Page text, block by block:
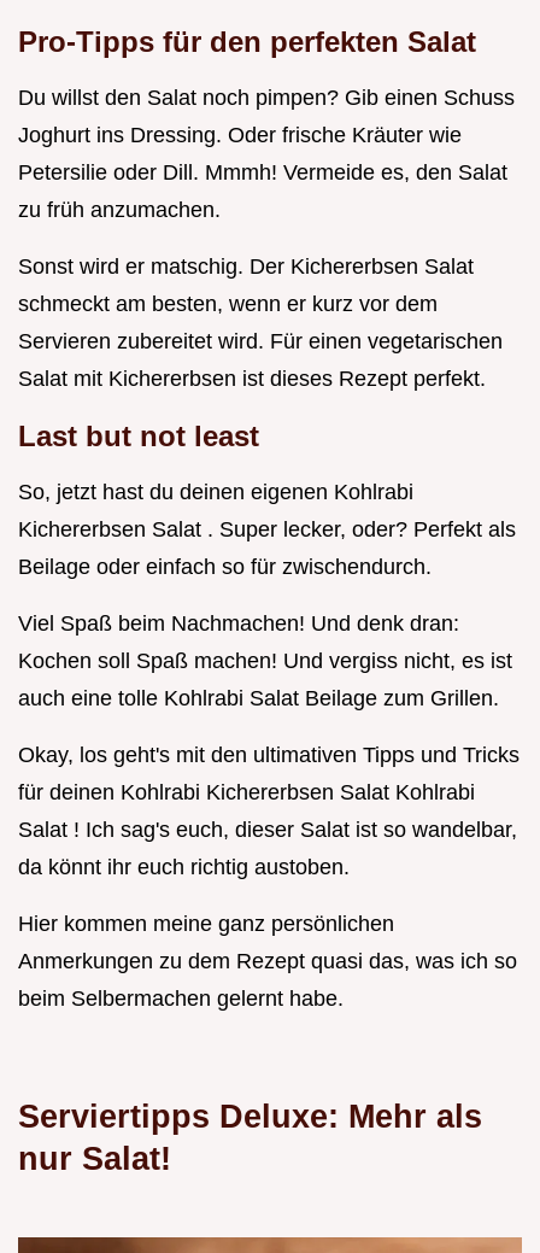
Pro-Tipps für den perfekten Salat
Du willst den Salat noch pimpen? Gib einen Schuss
Joghurt ins Dressing. Oder frische Kräuter wie
Petersilie oder Dill. Mmmh! Vermeide es, den Salat
zu früh anzumachen.
Sonst wird er matschig. Der Kichererbsen Salat
schmeckt am besten, wenn er kurz vor dem
Servieren zubereitet wird. Für einen vegetarischen
Salat mit Kichererbsen ist dieses Rezept perfekt.
Last but not least
So, jetzt hast du deinen eigenen Kohlrabi
Kichererbsen Salat . Super lecker, oder? Perfekt als
Beilage oder einfach so für zwischendurch.
Viel Spaß beim Nachmachen! Und denk dran:
Kochen soll Spaß machen! Und vergiss nicht, es ist
auch eine tolle Kohlrabi Salat Beilage zum Grillen.
Okay, los geht's mit den ultimativen Tipps und Tricks
für deinen Kohlrabi Kichererbsen Salat Kohlrabi
Salat ! Ich sag's euch, dieser Salat ist so wandelbar,
da könnt ihr euch richtig austoben.
Hier kommen meine ganz persönlichen
Anmerkungen zu dem Rezept quasi das, was ich so
beim Selbermachen gelernt habe.
Serviertipps Deluxe: Mehr als
nur Salat!